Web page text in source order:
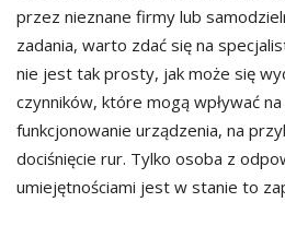
przez nieznane firmy lub
zadania, warto zdać się na
nie jest tak prosty, jak może się
czynników, które mogą wpływać
funkcjonowanie urządzenia, na
dociśnięcie rur. Tylko osoba z
umiejętnościami jest w stanie to